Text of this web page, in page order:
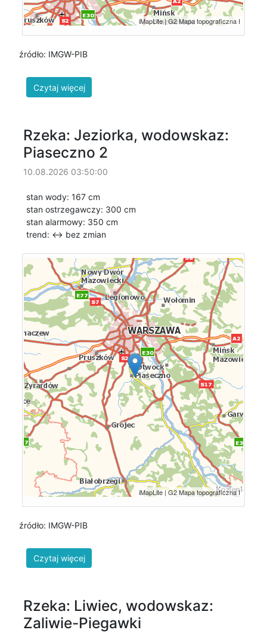
źródło: IMGW-PIB
Rzeka: Jeziorka, wodowskaz:
Piaseczno 2
10.08.2026 03:50:00
stan wody: 167 cm
stan ostrzegawczy: 300 cm
stan alarmowy: 350 cm
trend: ↔ bez zmian
źródło: IMGW-PIB
Rzeka: Liwiec, wodowskaz:
Zaliwie-Piegawki